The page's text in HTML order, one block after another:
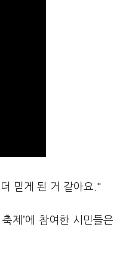
믿게 된 거 같아요."
제’에 참여한 시민들은